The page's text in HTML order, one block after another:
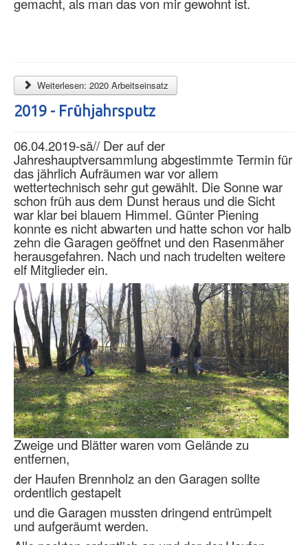
Weiterlesen: 2020 Arbeitseinsatz
2019 - Frühjahrsputz
06.04.2019-sä// Der auf der
Jahreshauptversammlung abgestimmte Termin für
das jährlich Aufräumen war vor allem
wettertechnisch sehr gut gewählt. Die Sonne war
schon früh aus dem Dunst heraus und die Sicht
war klar bei blauem Himmel. Günter Piening
konnte es nicht abwarten und hatte schon vor halb
zehn die Garagen geöffnet und den Rasenmäher
herausgefahren. Nach und nach trudelten weitere
elf Mitglieder ein.
Zweige und Blätter waren vom Gelände zu
entfernen,
der Haufen Brennholz an den Garagen sollte
ordentlich gestapelt
unddie Garagen mussten dringend entrümpelt
und aufgeräumt werden.